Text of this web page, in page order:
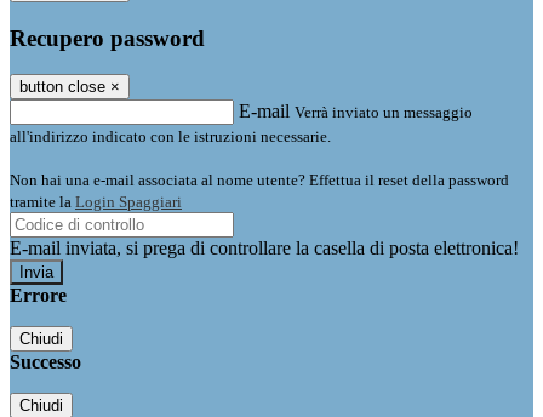
Recupero password
button close ×
E-mail Verrà inviato un messaggio
all'indirizzo indicato con le istruzioni necessarie.
Non hai una e-mail associata al nome utente? Effettua il reset della password
tramite la Login Spaggiari
E-mail inviata, si prega di controllare la casella di posta elettronica!
Errore
Chiudi
Successo
Chiudi